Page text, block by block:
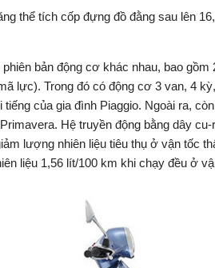
thể tích cốp đựng đồ đằng sau lên
bản động cơ khác nhau, bao
lực). Trong đó có động cơ 3 van, 4
của gia đình Piaggio. Ngoài ra,
Hệ truyền động bằng dây
lượng nhiên liệu tiêu thụ ở vận tốc
liệu 1,56 lít/100 km khi chạy đều ở